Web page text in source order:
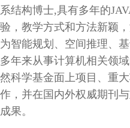
系结构博士,具有多年的
验，教学方式和方法新颖
为智能规划、空间推理、
多年来从事计算机相关领
然科学基金面上项目、重
作，并在国内外权威期刊
成果。